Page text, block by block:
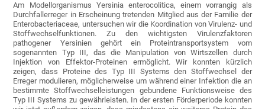
Am Modellorganismus Yersinia enterocolitica, einem vorrangig als
Durchfallerreger in Erscheinung tretenden Mitglied aus der Familie der
Enterobacteriaceae, untersuchen wir die Koordination von Virulenz- und
Stoffwechselfunktionen. Zu den wichtigsten Virulenzfaktoren
pathogener Yersinien gehört ein Proteintransportsystem vom
sogenannten Typ III, das die Manipulation von Wirtszellen durch
Injektion von Effektor-Proteinen ermöglicht. Wir konnten kürzlich
zeigen, dass Proteine des Typ III Systems den Stoffwechsel der
Erreger modulieren, möglicherweise um während einer Infektion die an
bestimmte Stoffwechselleistungen gebundene Funktionsweise des
Typ III Systems zu gewährleisten. In der ersten Förderperiode konnten